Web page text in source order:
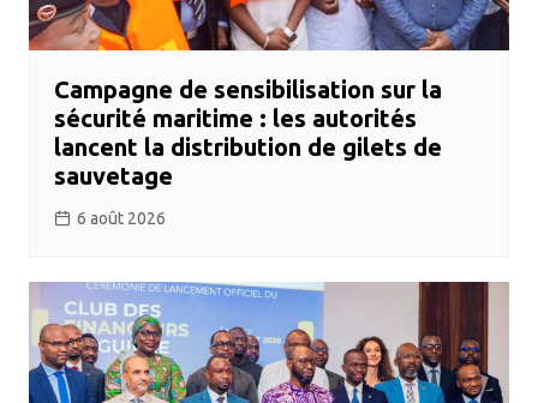
Campagne de sensibilisation sur la
sécurité maritime : les autorités
lancent la distribution de gilets de
sauvetage
6 août 2026